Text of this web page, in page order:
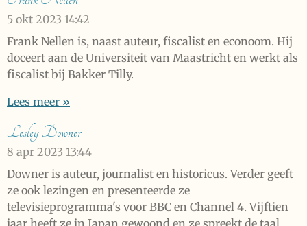
5 okt 2023 14:42
Frank Nellen is, naast auteur, fiscalist en econoom. Hij
doceert aan de Universiteit van Maastricht en werkt als
fiscalist bij Bakker Tilly.
Lees meer »
Lesley Downer
8 apr 2023 13:44
Downer is auteur, journalist en historicus. Verder geeft
ze ook lezingen en presenteerde ze
televisieprogramma's voor BBC en Channel 4. Vijftien